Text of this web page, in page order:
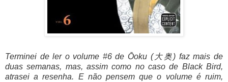
Terminei de ler o volume #6 de Ōoku (大奥) faz mais de
duas semanas, mas, assim como no caso de Black Bird,
atrasei a resenha. E não pensem que o volume é ruim,